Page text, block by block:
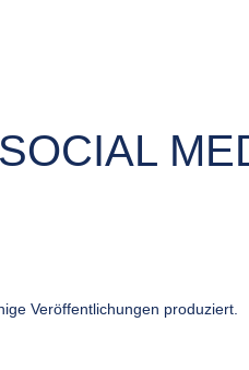
Veröffentlichungen produziert.